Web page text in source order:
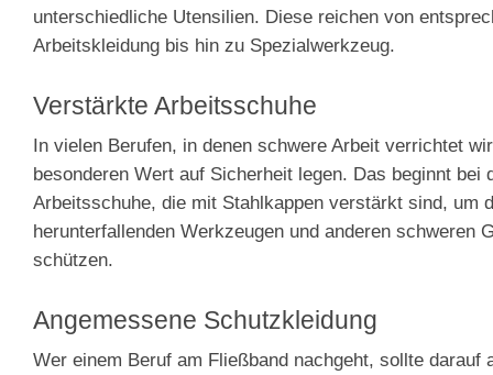
unterschiedliche Utensilien. Diese reichen von
Arbeitskleidung bis hin zu Spezialwerkzeug.
Verstärkte Arbeitsschuhe
In vielen Berufen, in denen schwere Arbeit verrichtet
besonderen Wert auf Sicherheit legen. Das beginnt bei
Arbeitsschuhe, die mit Stahlkappen verstärkt sind, um
herunterfallenden Werkzeugen und anderen schweren
schützen.
Angemessene Schutzkleidung
Wer einem Beruf am Fließband nachgeht, sollte darauf